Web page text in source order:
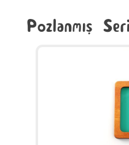
Pozlanmış